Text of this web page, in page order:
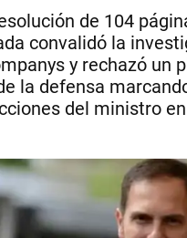
de 104
convalidó la
y rechazó un
la defensa
del ministro